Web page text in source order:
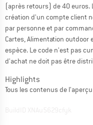
(après retours) de 40 euros.
création d'un compte client
par personne et par
Cartes, Alimentation outdoor
espèce. Le code n'est pas
d'achat ne doit pas être
Highlights
Tous les contenus de